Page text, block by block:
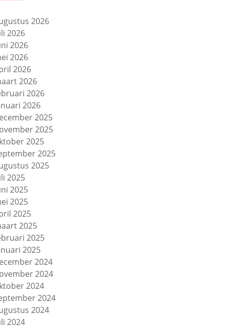
2026
2026
2026
2026
2026
2026
2026
2026
2025
2025
2025
2025
2025
2025
2025
2025
2025
2025
2025
2025
2024
2024
2024
2024
2024
2024